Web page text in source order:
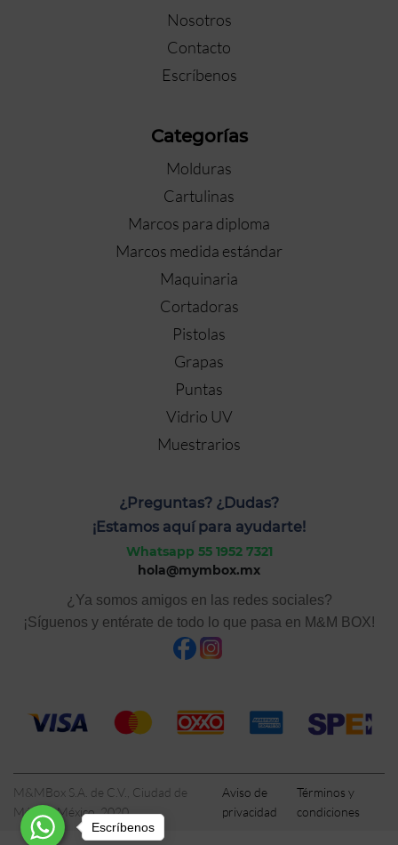
Nosotros
Contacto
Escríbenos
Categorías
Molduras
Cartulinas
Marcos para diploma
Marcos medida estándar
Maquinaria
Cortadoras
Pistolas
Grapas
Puntas
Vidrio UV
Muestrarios
¿Preguntas? ¿Dudas?
¡Estamos aquí para ayudarte!
Whatsapp 55 1952 7321
hola@mymbox.mx
¿Ya somos amigos en las redes sociales?
¡Síguenos y entérate de todo lo que pasa en M&M BOX!
M&MBox S.A. de C.V., Ciudad de
México, México, 2020
Aviso de
privacidad
Términos y
condiciones
Escríbenos